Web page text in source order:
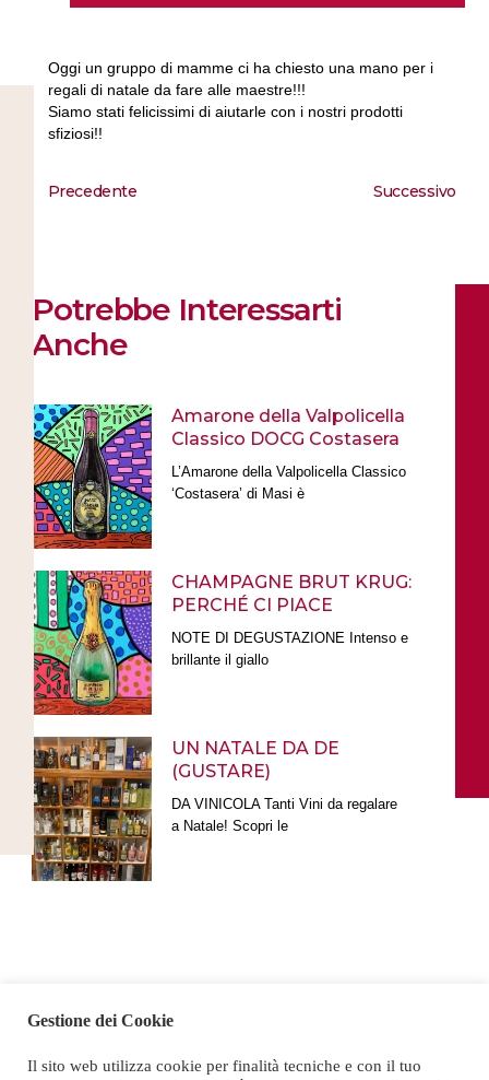
Oggi un gruppo di mamme ci ha chiesto una mano per i
regali di natale da fare alle maestre!!!
Siamo stati felicissimi di aiutarle con i nostri prodotti
sfiziosi!!
Precedente Successivo
Potrebbe Interessarti
Anche
Amarone della Valpolicella
Classico DOCG Costasera
L’Amarone della Valpolicella Classico
‘Costasera’ di Masi è
CHAMPAGNE BRUT KRUG:
PERCHÉ CI PIACE
NOTE DI DEGUSTAZIONE Intenso e
brillante il giallo
UN NATALE DA DE
(GUSTARE)
DA VINICOLA Tanti Vini da regalare
a Natale! Scopri le
Gestione dei Cookie
Il sito web utilizza cookie per finalità tecniche e con il tuo